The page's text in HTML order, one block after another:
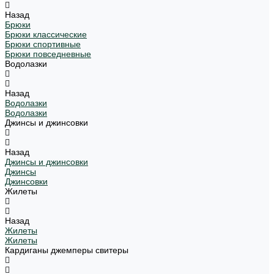
Назад
Брюки
Брюки классические
Брюки спортивные
Брюки повседневные
Водолазки
Назад
Водолазки
Водолазки
Джинсы и джинсовки
Назад
Джинсы и джинсовки
Джинсы
Джинсовки
Жилеты
Назад
Жилеты
Жилеты
Кардиганы джемперы свитеры